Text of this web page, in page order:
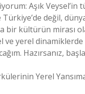
Aşık
değil,
bir kültürün mirası
yerel dinamiklerde
Hazırsanız,
Yerel